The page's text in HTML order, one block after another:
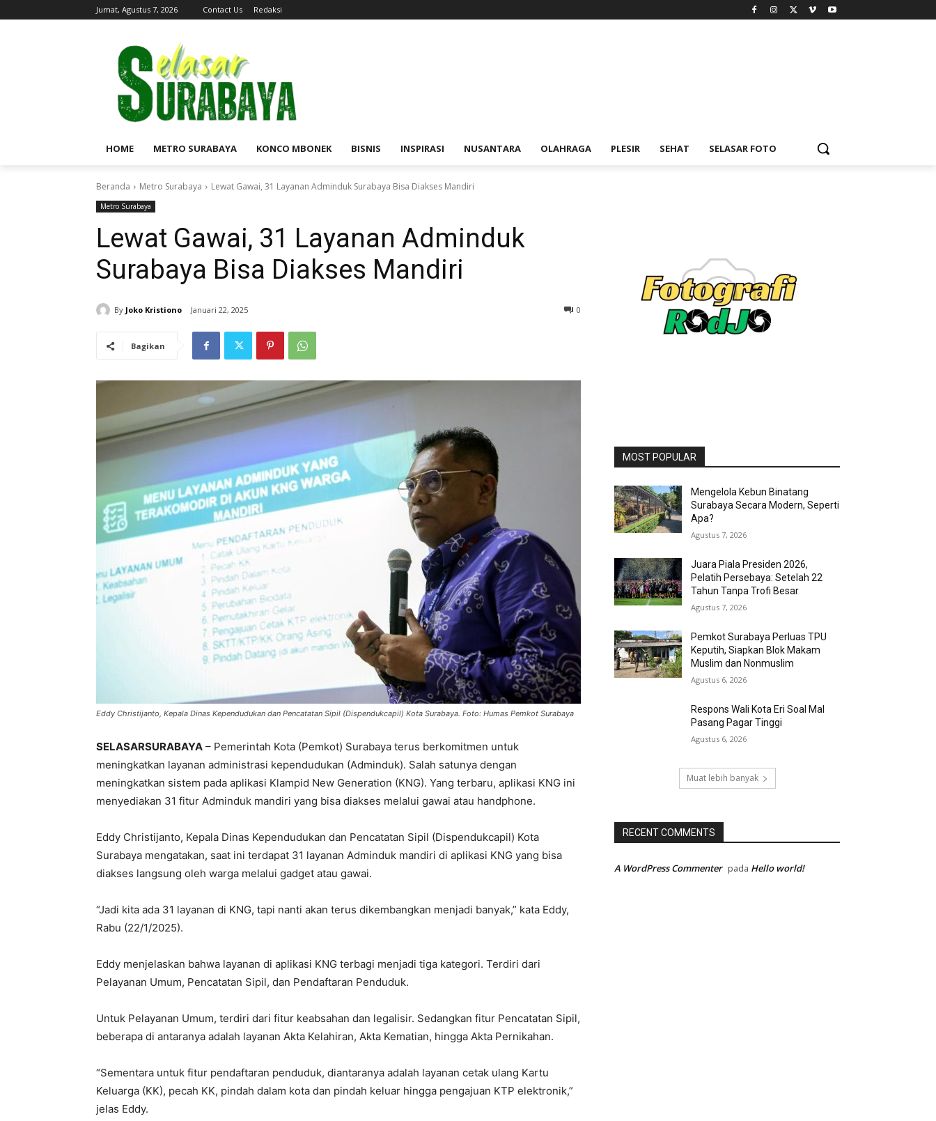
Jumat, Agustus 7, 2026 Contact Us Redaksi
HOME METRO SURABAYA KONCO MBONEK BISNIS INSPIRASI NUSANTARA OLAHRAGA PLESIR SEHAT SELASAR FOTO
Beranda Metro Surabaya Lewat Gawai, 31 Layanan Adminduk Surabaya Bisa Diakses Mandiri
Metro Surabaya
Lewat Gawai, 31 Layanan Adminduk
Surabaya Bisa Diakses Mandiri
By Joko Kristiono Januari 22, 2025 0
Bagikan
Eddy Christijanto, Kepala Dinas Kependudukan dan Pencatatan Sipil (Dispendukcapil) Kota Surabaya. Foto: Humas Pemkot Surabaya
SELASARSURABAYA – Pemerintah Kota (Pemkot) Surabaya terus berkomitmen untuk
meningkatkan layanan administrasi kependudukan (Adminduk). Salah satunya dengan
meningkatkan sistem pada aplikasi Klampid New Generation (KNG). Yang terbaru, aplikasi KNG ini
menyediakan 31 fitur Adminduk mandiri yang bisa diakses melalui gawai atau handphone.
Eddy Christijanto, Kepala Dinas Kependudukan dan Pencatatan Sipil (Dispendukcapil) Kota
Surabaya mengatakan, saat ini terdapat 31 layanan Adminduk mandiri di aplikasi KNG yang bisa
diakses langsung oleh warga melalui gadget atau gawai.
“Jadi kita ada 31 layanan di KNG, tapi nanti akan terus dikembangkan menjadi banyak,” kata Eddy,
Rabu (22/1/2025).
Eddy menjelaskan bahwa layanan di aplikasi KNG terbagi menjadi tiga kategori. Terdiri dari
Pelayanan Umum, Pencatatan Sipil, dan Pendaftaran Penduduk.
Untuk Pelayanan Umum, terdiri dari fitur keabsahan dan legalisir. Sedangkan fitur Pencatatan Sipil,
beberapa di antaranya adalah layanan Akta Kelahiran, Akta Kematian, hingga Akta Pernikahan.
“Sementara untuk fitur pendaftaran penduduk, diantaranya adalah layanan cetak ulang Kartu
Keluarga (KK), pecah KK, pindah dalam kota dan pindah keluar hingga pengajuan KTP elektronik,”
jelas Eddy.
MOST POPULAR
Mengelola Kebun Binatang
Surabaya Secara Modern, Seperti
Apa?
Agustus 7, 2026
Juara Piala Presiden 2026,
Pelatih Persebaya: Setelah 22
Tahun Tanpa Trofi Besar
Agustus 7, 2026
Pemkot Surabaya Perluas TPU
Keputih, Siapkan Blok Makam
Muslim dan Nonmuslim
Agustus 6, 2026
Respons Wali Kota Eri Soal Mal
Pasang Pagar Tinggi
Agustus 6, 2026
Muat lebih banyak
RECENT COMMENTS
A WordPress Commenter pada Hello world!